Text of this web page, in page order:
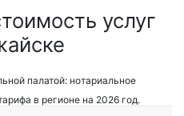
услуг
палатой: нотариальное
в регионе на 2026 год.